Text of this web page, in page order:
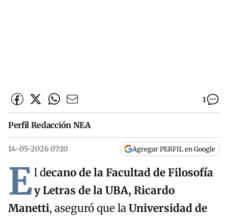
1
Perfil Redacción NEA
14-05-2026 07:10 Agregar PERFIL en Google
El decano de la Facultad de Filosofía
y Letras de la UBA, Ricardo
Manetti, aseguró que laUniversidad de